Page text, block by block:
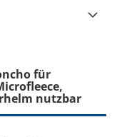
für
nutzbar